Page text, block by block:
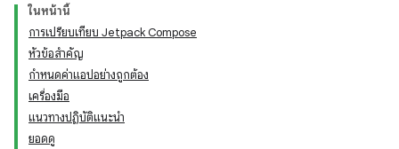
ในหน้านี้
การเปรียบเทียบ Jetpack Compose
หัวข้อสำคัญ
กำหนดค่าแอปอย่างถูกต้อง
เครื่องมือ
แนวทางปฏิบัติแนะนำ
ยอดดู